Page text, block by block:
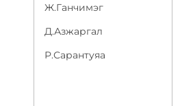
Ж.Ганчимэг
Д.Азжаргал
Р.Сарантуяа